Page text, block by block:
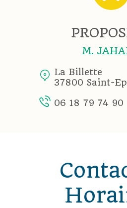
M.
La Billette
37800 Saint-
06 18 79 74 90